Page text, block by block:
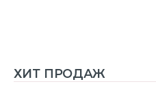
ХИТ ПРОДАЖ